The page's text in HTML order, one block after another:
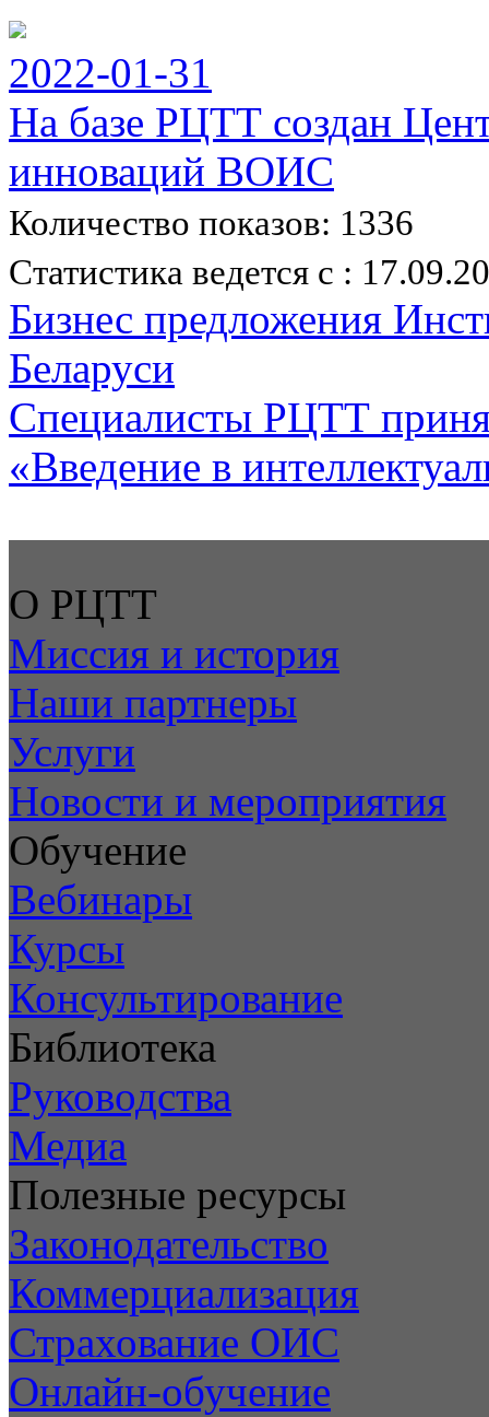
2022-01-31
На базе РЦТТ создан
инноваций ВОИС
Количество показов: 1336
Статистика ведется с :
Бизнес предложения
Беларуси
Специалисты РЦТТ
«Введение в
О РЦТТ
Миссия и история
Наши партнеры
Услуги
Новости и мероприятия
Обучение
Вебинары
Курсы
Консультирование
Библиотека
Руководства
Медиа
Полезные ресурсы
Законодательство
Коммерциализация
Страхование ОИС
Онлайн-обучение